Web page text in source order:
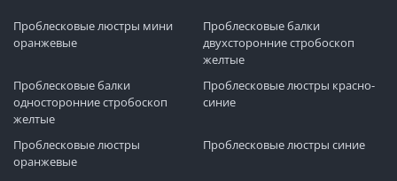
Проблесковые люстры мини
оранжевые
Проблесковые балки
двухсторонние стробоскоп
желтые
Проблесковые балки
односторонние стробоскоп
желтые
Проблесковые люстры красно-
синие
Проблесковые люстры
оранжевые
Проблесковые люстры синие